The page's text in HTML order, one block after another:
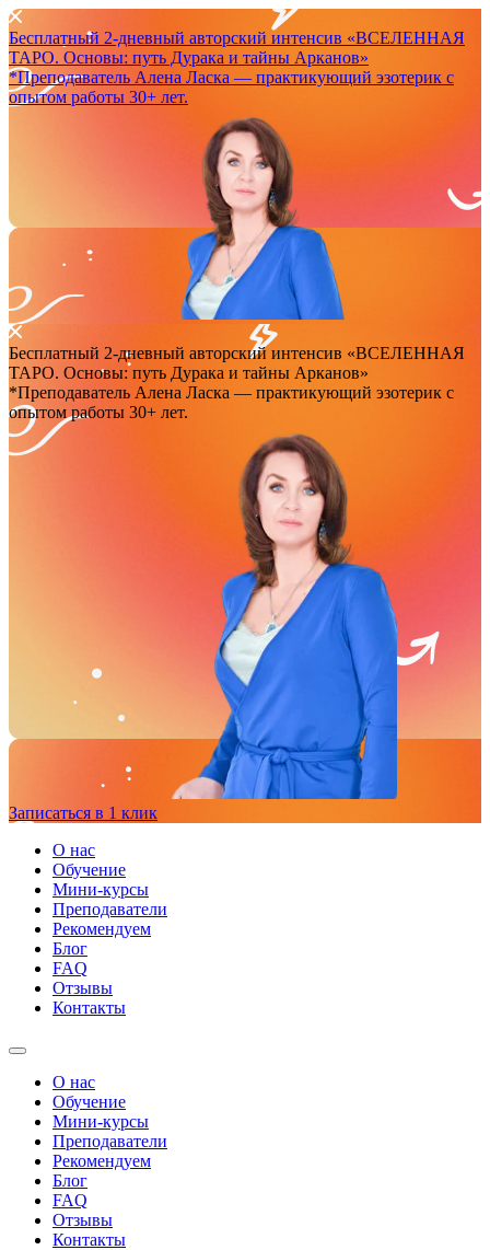
Бесплатный 2-дневный авторский интенсив «ВСЕЛЕННАЯ
ТАРО. Основы: путь Дурака и тайны Арканов»
*Преподаватель Аленa Ласка — практикующий эзотерик с
опытом работы 30+ лет.
Бесплатный 2-дневный авторский интенсив «ВСЕЛЕННАЯ
ТАРО. Основы: путь Дурака и тайны Арканов»
*Преподаватель Аленa Ласка — практикующий эзотерик с
опытом работы 30+ лет.
Записаться в 1 клик
О нас
Обучение
Мини-курсы
Преподаватели
Рекомендуем
Блог
FAQ
Отзывы
Контакты
О нас
Обучение
Мини-курсы
Преподаватели
Рекомендуем
Блог
FAQ
Отзывы
Контакты